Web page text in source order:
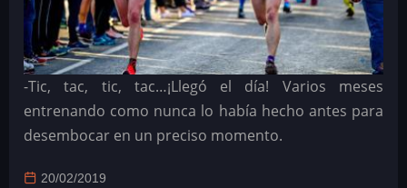
-Tic, tac, tic, tac…¡Llegó el día! Varios meses
entrenando como nunca lo había hecho antes para
desembocar en un preciso momento.
20/02/2019